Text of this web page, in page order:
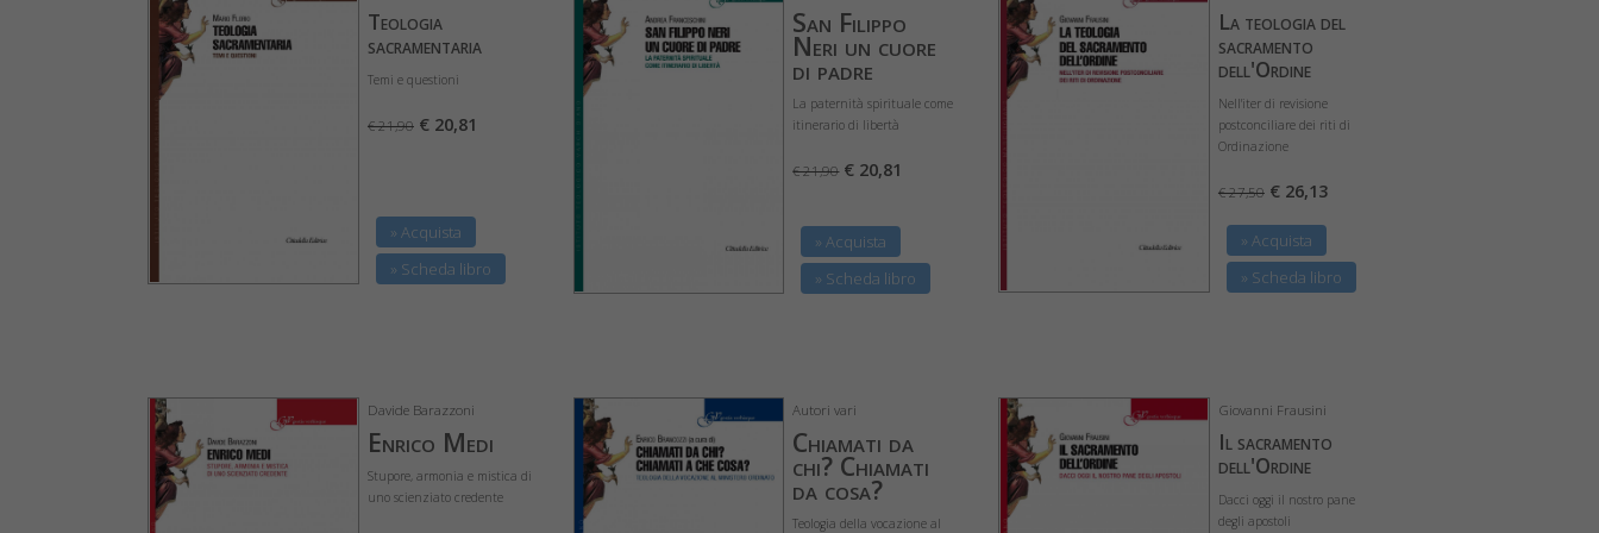
Teologia
sacramentaria
Temi e questioni
€ 21,90 € 20,81
» Acquista
» Scheda libro
San Filippo
Neri un cuore
di padre
La paternità spirituale come
itinerario di libertà
€ 21,90 € 20,81
» Acquista
» Scheda libro
La teologia del
sacramento
dell'Ordine
Nell'iter di revisione
postconciliare dei riti di
Ordinazione
€ 27,50 € 26,13
» Acquista
» Scheda libro
Davide Barazzoni
Enrico Medi
Stupore, armonia e mistica di
uno scienziato credente
Autori vari
Chiamati da
chi? Chiamati
da cosa?
Teologia della vocazione al
Giovanni Frausini
Il sacramento
dell'Ordine
Dacci oggi il nostro pane
degli apostoli